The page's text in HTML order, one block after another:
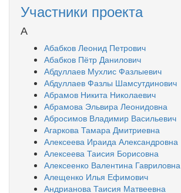
Участники проекта
А
Абабков Леонид Петрович
Абабков Пётр Данилович
Абдуллаев Мухлис Фазлыевич
Абдуллаев Фазлы Шамсутдинович
Абрамов Никита Николаевич
Абрамова Эльвира Леонидовна
Абросимов Владимир Васильевич
Агаркова Тамара Дмитриевна
Алексеева Ираида Александровна
Алексеева Таисия Борисовна
Алексеенко Валентина Гавриловна
Алещенко Илья Ефимович
Андрианова Таисия Матвеевна